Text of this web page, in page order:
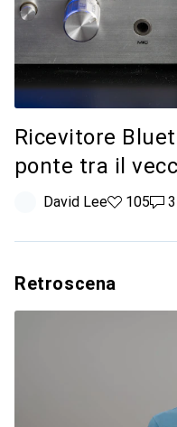
Ricevitore
ponte tra il
David Lee105 like
10531
Retroscena